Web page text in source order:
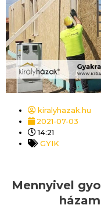
kiralyhazak.hu
2021-07-03
14:21
GYIK
Mennyivel